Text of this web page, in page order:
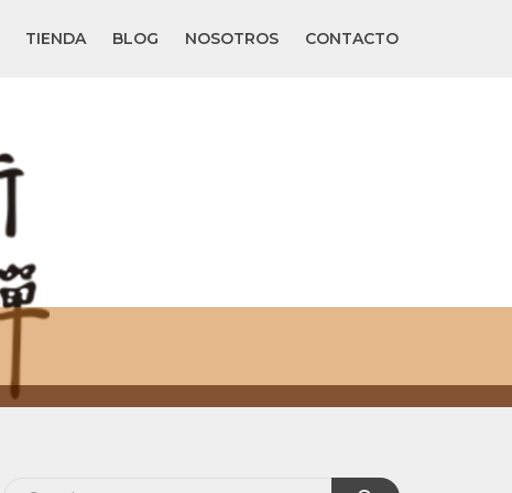
TIENDA BLOG NOSOTROS CONTACTO